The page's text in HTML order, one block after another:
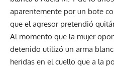
aparentemente por un bote
que el agresor pretendió
Al momento que la mujer
detenido utilizó un arma
heridas en el cuello que a la